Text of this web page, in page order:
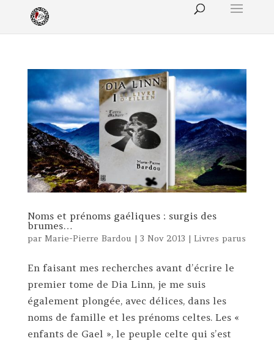
Noms et prénoms gaéliques : surgis des
brumes…
par Marie-Pierre Bardou | 3 Nov 2013 | Livres parus
En faisant mes recherches avant d’écrire le
premier tome de Dia Linn, je me suis
également plongée, avec délices, dans les
noms de famille et les prénoms celtes. Les «
enfants de Gael », le peuple celte qui s’est